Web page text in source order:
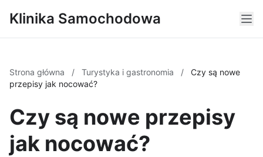
Klinika Samochodowa
Strona główna / Turystyka i gastronomia /
Czy są nowe
przepisy jak nocować?
Czy są nowe przepisy
jak nocować?